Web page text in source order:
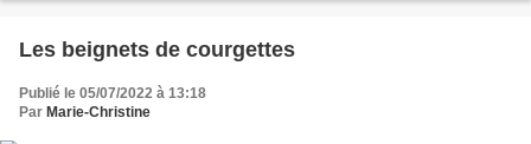
Les beignets de courgettes
Publié le 05/07/2022 à 13:18
Par Marie-Christine